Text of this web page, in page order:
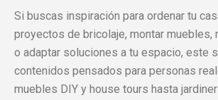
Si buscas inspiración para ordenar tu
proyectos de bricolaje, montar muebles,
o adaptar soluciones a tu espacio, este
contenidos pensados para personas
muebles DIY y house tours hasta